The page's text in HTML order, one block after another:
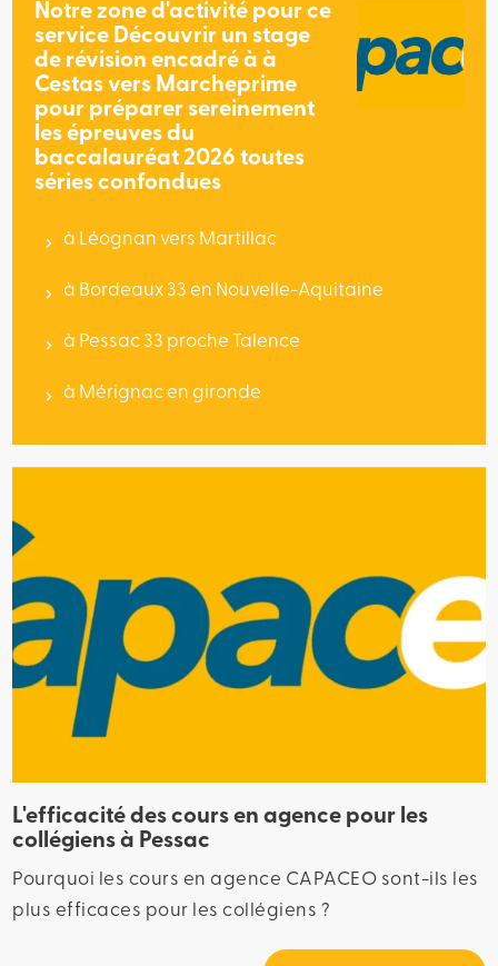
Notre zone d'activité pour ce
service Découvrir un stage
de révision encadré à à
Cestas vers Marcheprime
pour préparer sereinement
les épreuves du
baccalauréat 2026 toutes
séries confondues
à Léognan vers Martillac
à Bordeaux 33 en Nouvelle-Aquitaine
à Pessac 33 proche Talence
à Mérignac en gironde
L'efficacité des cours en agence pour les
collégiens à Pessac
Pourquoi les cours en agence CAPACEO sont-ils les
plus efficaces pour les collégiens ?